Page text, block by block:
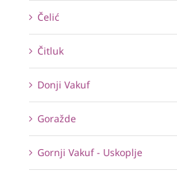
Čelić
Čitluk
Donji Vakuf
Goražde
Gornji Vakuf - Uskoplje